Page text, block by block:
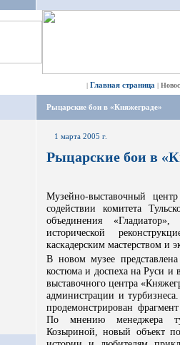
| Главная страница |
Рыцарские бои в «Княжеграде»
1 марта 2005 г.
Рыцарские бои в
Музейно-выставочный
содействии комитета
объединения
исторической
каскадерским мастерством и
В новом музее
костюма и доспеха на Руси и
выставочного центра
администрации и
продемонстрирован
По мнению менеджера
Козыриной, новый объект